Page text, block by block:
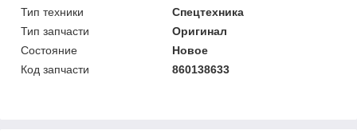
Тип техники
Спецтехника
Тип запчасти
Оригинал
Состояние
Новое
Код запчасти
860138633